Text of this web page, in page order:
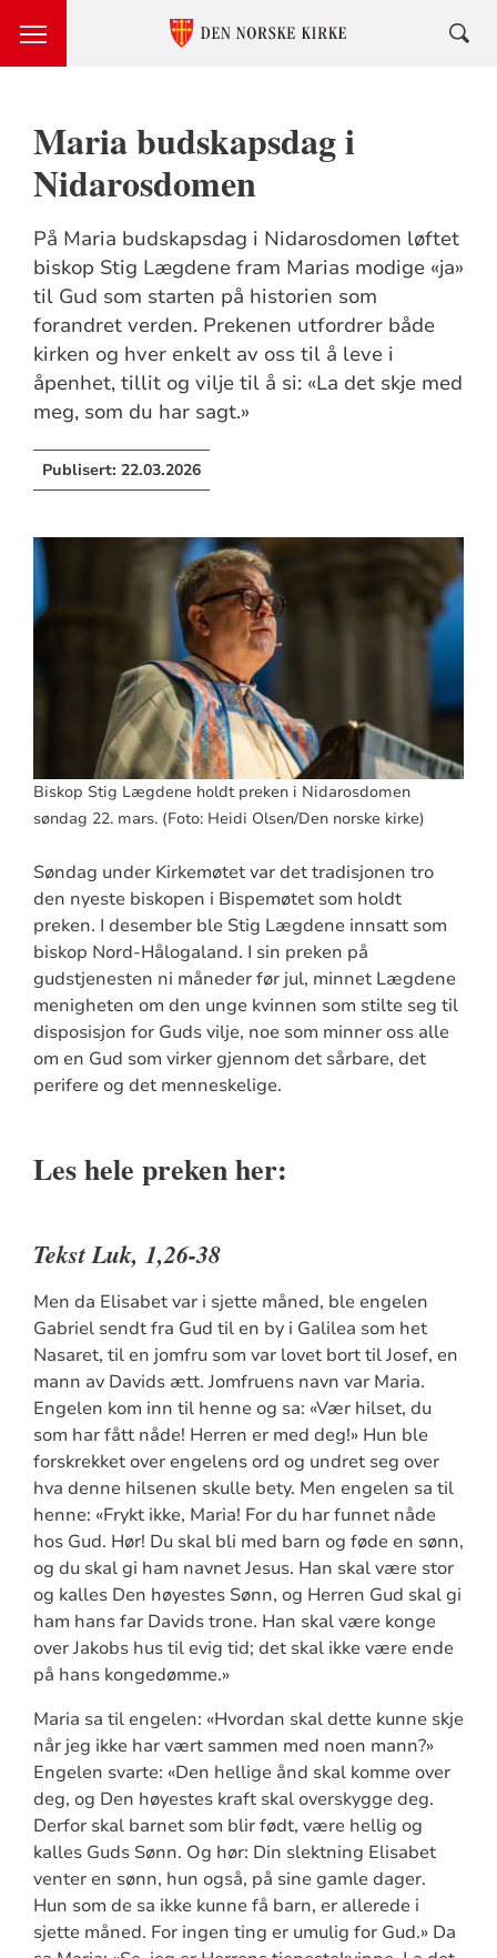
Maria budskapsdag i
Nidarosdomen
På Maria budskapsdag i Nidarosdomen løftet
biskop Stig Lægdene fram Marias modige «ja»
til Gud som starten på historien som
forandret verden. Prekenen utfordrer både
kirken og hver enkelt av oss til å leve i
åpenhet, tillit og vilje til å si: «La det skje med
meg, som du har sagt.»
Publisert: 22.03.2026
Biskop Stig Lægdene holdt preken i Nidarosdomen
søndag 22. mars. (Foto: Heidi Olsen/Den norske kirke)
Søndag under Kirkemøtet var det tradisjonen tro
den nyeste biskopen i Bispemøtet som holdt
preken. I desember ble Stig Lægdene innsatt som
biskop Nord-Hålogaland. I sin preken på
gudstjenesten ni måneder før jul, minnet Lægdene
menigheten om den unge kvinnen som stilte seg til
disposisjon for Guds vilje, noe som minner oss alle
om en Gud som virker gjennom det sårbare, det
perifere og det menneskelige.
Les hele preken her:
Tekst Luk, 1,26-38
Men da Elisabet var i sjette måned, ble engelen
Gabriel sendt fra Gud til en by i Galilea som het
Nasaret, til en jomfru som var lovet bort til Josef, en
mann av Davids ætt. Jomfruens navn var Maria.
Engelen kom inn til henne og sa: «Vær hilset, du
som har fått nåde! Herren er med deg!» Hun ble
forskrekket over engelens ord og undret seg over
hva denne hilsenen skulle bety. Men engelen sa til
henne: «Frykt ikke, Maria! For du har funnet nåde
hos Gud. Hør! Du skal bli med barn og føde en sønn,
og du skal gi ham navnet Jesus. Han skal være stor
og kalles Den høyestes Sønn, og Herren Gud skal gi
ham hans far Davids trone. Han skal være konge
over Jakobs hus til evig tid; det skal ikke være ende
på hans kongedømme.»
Maria sa til engelen: «Hvordan skal dette kunne skje
når jeg ikke har vært sammen med noen mann?»
Engelen svarte: «Den hellige ånd skal komme over
deg, og Den høyestes kraft skal overskygge deg.
Derfor skal barnet som blir født, være hellig og
kalles Guds Sønn. Og hør: Din slektning Elisabet
venter en sønn, hun også, på sine gamle dager.
Hun som de sa ikke kunne få barn, er allerede i
sjette måned. For ingen ting er umulig for Gud.» Da